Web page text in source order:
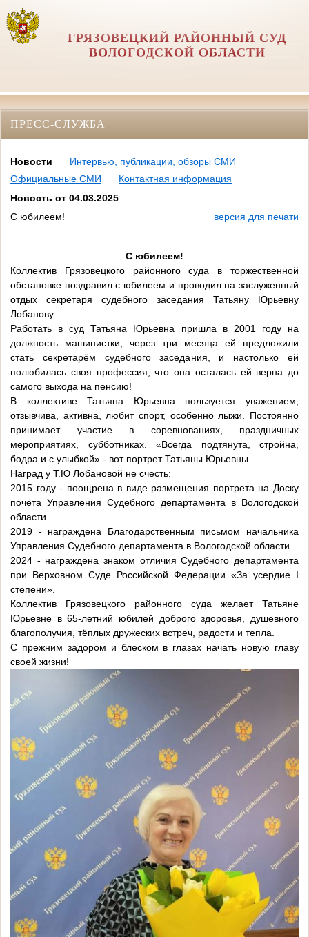
ГРЯЗОВЕЦКИЙ РАЙОННЫЙ СУД
ВОЛОГОДСКОЙ ОБЛАСТИ
ПРЕСС-СЛУЖБА
Новости
Интервью, публикации, обзоры СМИ
Официальные СМИ
Контактная информация
Новость от 04.03.2025
С юбилеем!
версия для печати
С юбилеем!
Коллектив Грязовецкого районного суда в торжественной
обстановке поздравил с юбилеем и проводил на заслуженный
отдых секретаря судебного заседания Татьяну Юрьевну
Лобанову.
Работать в суд Татьяна Юрьевна пришла в 2001 году на
должность машинистки, через три месяца ей предложили
стать секретарём судебного заседания, и настолько ей
полюбилась своя профессия, что она осталась ей верна до
самого выхода на пенсию!
В коллективе Татьяна Юрьевна пользуется уважением,
отзывчива, активна, любит спорт, особенно лыжи. Постоянно
принимает участие в соревнованиях, праздничных
мероприятиях, субботниках. «Всегда подтянута, стройна,
бодра и с улыбкой» - вот портрет Татьяны Юрьевны.
Наград у Т.Ю Лобановой не счесть:
2015 году - поощрена в виде размещения портрета на Доску
почёта Управления Судебного департамента в Вологодской
области
2019 - награждена Благодарственным письмом начальника
Управления Судебного департамента в Вологодской области
2024 - награждена знаком отличия Судебного департамента
при Верховном Суде Российской Федерации «За усердие I
степени».
Коллектив Грязовецкого районного суда желает Татьяне
Юрьевне в 65-летний юбилей доброго здоровья, душевного
благополучия, тёплых дружеских встреч, радости и тепла.
С прежним задором и блеском в глазах начать новую главу
своей жизни!